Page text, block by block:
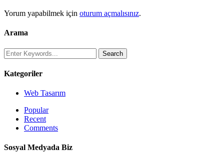
Yorum yapabilmek için oturum açmalısınız.
Arama
Kategoriler
Web Tasarım
Popular
Recent
Comments
Sosyal Medyada Biz